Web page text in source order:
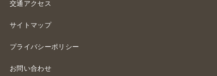
交通アクセス
サイトマップ
プライバシーポリシー
お問い合わせ